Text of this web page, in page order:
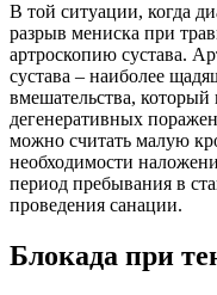
В той ситуации, когда
разрыв мениска при
артроскопию сустава.
сустава – наиболее
вмешательства,
дегенеративных
можно считать малую
необходимости
период пребывания в
проведения санации.
Блокада при